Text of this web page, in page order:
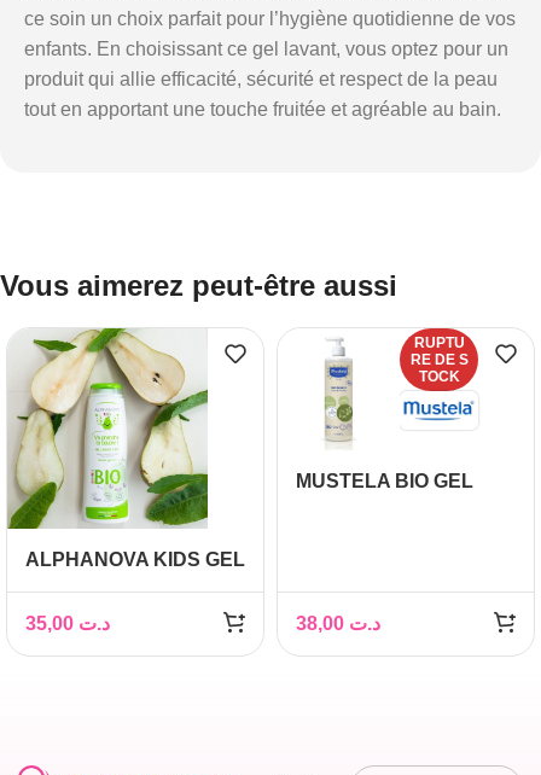
ce soin un choix parfait pour l’hygiène quotidienne de vos
enfants. En choisissant ce gel lavant, vous optez pour un
produit qui allie efficacité, sécurité et respect de la peau
tout en apportant une touche fruitée et agréable au bain.
Vous aimerez peut-être aussi
ALPHANOVA KIDS GEL
د.ت
RUPTU
RE DE S
TOCK
MUSTELA BIO GEL
د.ت